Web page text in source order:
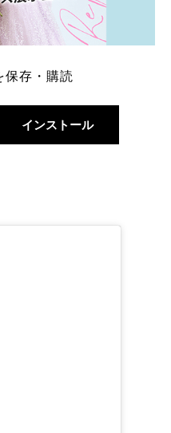
保存・購読
インストール